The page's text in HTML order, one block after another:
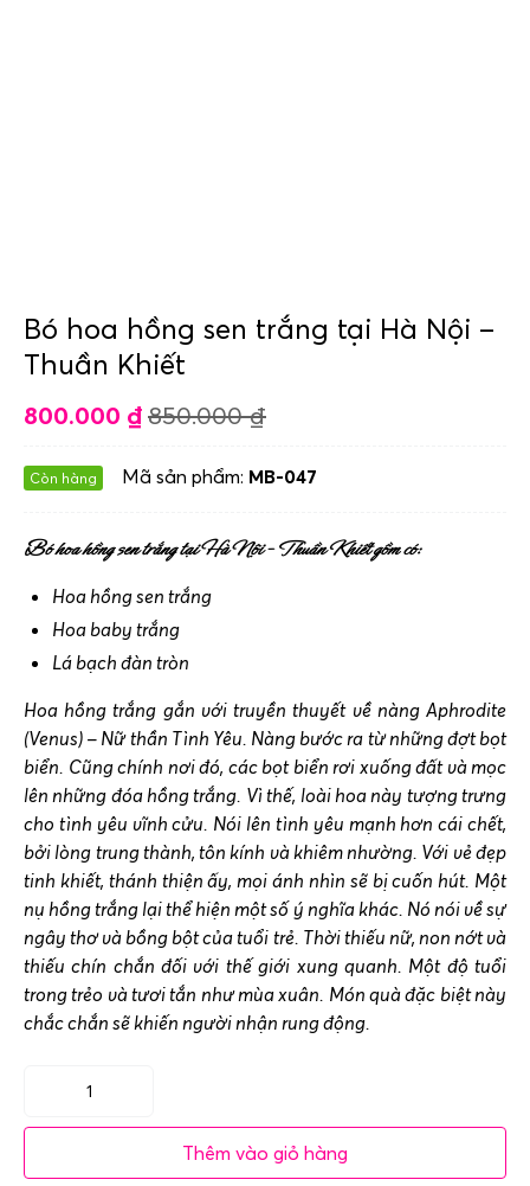
Bó hoa hồng sen trắng tại Hà Nội –
Thuần Khiết
800.000 ₫ 850.000₫
Còn hàng Mã sản phẩm: MB-047
Bó hoa hồng sen trắng tại Hà Nội – Thuần Khiết gồm có:
Hoa hồng sen trắng
Hoa baby trắng
Lá bạch đàn tròn
Hoa hồng trắng gắn với truyền thuyết về nàng Aphrodite
(Venus) – Nữ thần Tình Yêu. Nàng bước ra từ những đợt bọt
biển. Cũng chính nơi đó, các bọt biển rơi xuống đất và mọc
lên những đóa hồng trắng. Vì thế, loài hoa này tượng trưng
cho tình yêu vĩnh cửu. Nói lên tình yêu mạnh hơn cái chết,
bởi lòng trung thành, tôn kính và khiêm nhường. Với vẻ đẹp
tinh khiết, thánh thiện ấy, mọi ánh nhìn sẽ bị cuốn hút. Một
nụ hồng trắng lại thể hiện một số ý nghĩa khác. Nó nói về sự
ngây thơ và bồng bột của tuổi trẻ. Thời thiếu nữ, non nớt và
thiếu chín chắn đối với thế giới xung quanh. Một độ tuổi
trong trẻo và tươi tắn như mùa xuân. Món quà đặc biệt này
chắc chắn sẽ khiến người nhận rung động.
Bó
hoa
Thêm vào giỏ hàng